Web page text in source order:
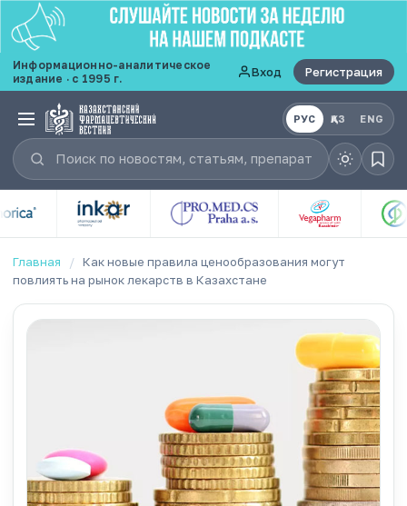
Информационно-аналитическое
издание · с 1995 г.
Вход Регистрация
РУС ҚАЗ ENG
Главная / Как новые правила ценообразования могут
повлиять на рынок лекарств в Казахстане